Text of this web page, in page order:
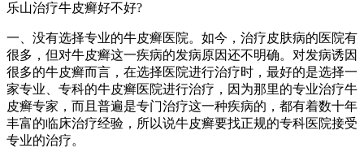
乐山治疗牛皮癣好不好?
一、没有选择专业的牛皮癣医院。如今，治疗皮肤病的医院有
很多，但对牛皮癣这一疾病的发病原因还不明确。对发病诱因
很多的牛皮癣而言，在选择医院进行治疗时，最好的是选择一
家专业、专科的牛皮癣医院进行治疗，因为那里的专业治疗牛
皮癣专家，而且普遍是专门治疗这一种疾病的，都有着数十年
丰富的临床治疗经验，所以说牛皮癣要找正规的专科医院接受
专业的治疗。